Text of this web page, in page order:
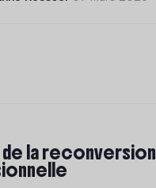
de la reconversion